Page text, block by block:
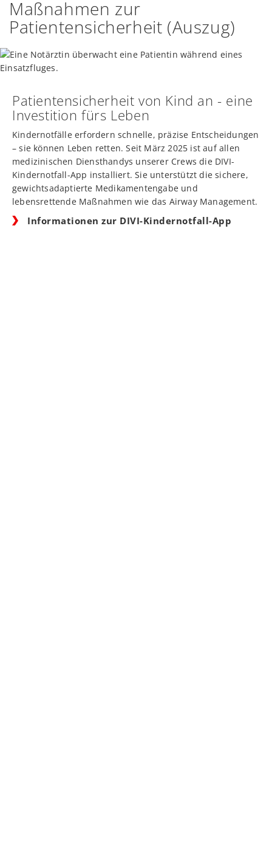
Maßnahmen zur
Patientensicherheit (Auszug)
Patientensicherheit von Kind an - eine
Investition fürs Leben
Kindernotfälle erfordern schnelle, präzise Entscheidungen
– sie können Leben retten. Seit März 2025 ist auf allen
medizinischen Diensthandys unserer Crews die DIVI-
Kindernotfall-App installiert. Sie unterstützt die sichere,
gewichtsadaptierte Medikamentengabe und
lebensrettende Maßnahmen wie das Airway Management.
Informationen zur DIVI-Kindernotfall-App